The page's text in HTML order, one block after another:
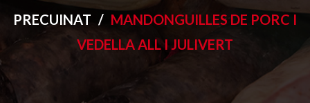
PRECUINAT / MANDONGUILLES DE PORC I
VEDELLA ALL I JULIVERT